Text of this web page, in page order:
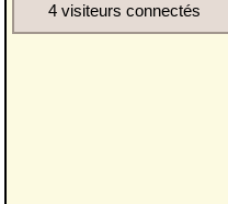
4 visiteurs connectés